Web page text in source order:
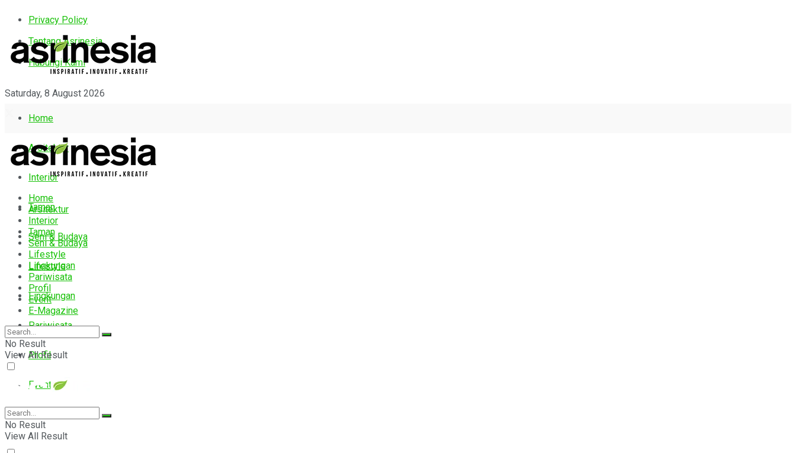
Privacy Policy
Tentang Asrinesia
Hubungi Kami
Saturday, 8 August 2026
Home
Arsitektur
Interior
Taman
Seni & Budaya
Lifestyle
Lingkungan
Pariwisata
Profil
Event
E-Magazine
Home
Arsitektur
Interior
Taman
Seni & Budaya
Lifestyle
Lingkungan
Pariwisata
Profil
Event
E-Magazine
No Result
View All Result
No Result
View All Result